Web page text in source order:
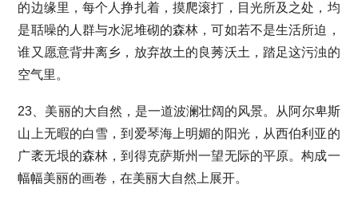
的边缘里，每个人挣扎着，摸爬滚打，目光所及之处，均
是聒噪的人群与水泥堆砌的森林，可如若不是生活所迫，
谁又愿意背井离乡，放弃故土的良莠沃土，踏足这污浊的
空气里。
23、美丽的大自然，是一道波澜壮阔的风景。从阿尔卑斯
山上无暇的白雪，到爱琴海上明媚的阳光，从西伯利亚的
广袤无垠的森林，到得克萨斯州一望无际的平原。构成一
幅幅美丽的画卷，在美丽大自然上展开。